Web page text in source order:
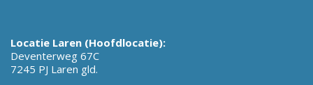
Locatie Laren (Hoofdlocatie):
Deventerweg 67C
7245 PJ Laren gld.